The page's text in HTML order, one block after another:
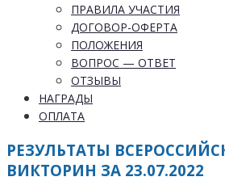
ПРАВИЛА УЧАСТИЯ
ДОГОВОР-ОФЕРТА
ПОЛОЖЕНИЯ
ВОПРОС — ОТВЕТ
ОТЗЫВЫ
НАГРАДЫ
ОПЛАТА
РЕЗУЛЬТАТЫ
ВИКТОРИН ЗА 23.07.2022